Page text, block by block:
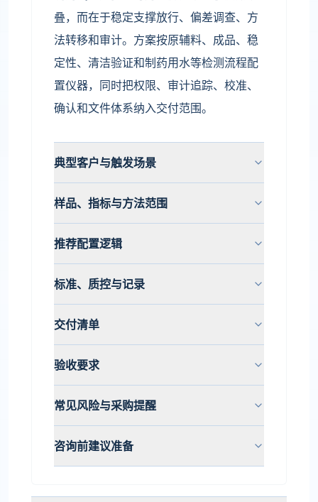
叠，而在于稳定支撑放行、偏差调查、方
法转移和审计。方案按原辅料、成品、稳
定性、清洁验证和制药用水等检测流程配
置仪器，同时把权限、审计追踪、校准、
确认和文件体系纳入交付范围。
典型客户与触发场景
样品、指标与方法范围
推荐配置逻辑
标准、质控与记录
交付清单
验收要求
常见风险与采购提醒
咨询前建议准备